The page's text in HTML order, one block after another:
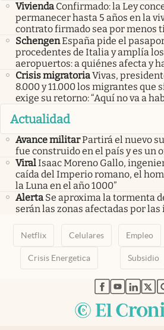
Vivienda Confirmado: la Ley
permanecer hasta 5 años en la
contrato firmado sea por menos
SchengenEspaña pide el
procedentes de Italia y amplía
aeropuertos: a quiénes afecta y
Crisis migratoriaVivas,
8.000 y 11.000 los migrantes que
exige su retorno: “Aquí no va a
Actualidad
Avance militarPartirá el nuevo
fue construido en el país y es un
ViralIsaac Moreno Gallo,
caída del Imperio romano, el
la Luna en el año 1000”
Alerta Se aproxima la tormenta
serán las zonas afectadas por
Netflix Celulares Empleo
Crisis Energetica Subsidio
abre enabre en
abre